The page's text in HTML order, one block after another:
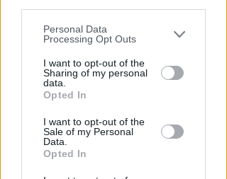
You may separately opt-out of the further
disclosure of your personal information
by third parties on the IAB’s list of
downstream participants.
by us to third parties on the IAB’s List of
Downstream Participants that may
further disclose it to other third parties.
Personal Data
Processing Opt Outs
I want to opt-out of the
Sharing of my personal
data.
Opted In
I want to opt-out of the
Sale of my Personal
Data.
Opted In
1.000 EURO DI MONTEPREMI
qualificano Liverani, Amadio e